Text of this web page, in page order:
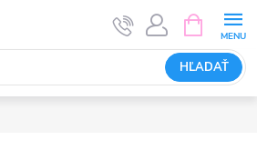
HĽADAŤ
KOŠÍK